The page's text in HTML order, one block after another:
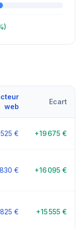
web
Ecart
€ +19 675 €
€ +16 095 €
825 € +15 555 €